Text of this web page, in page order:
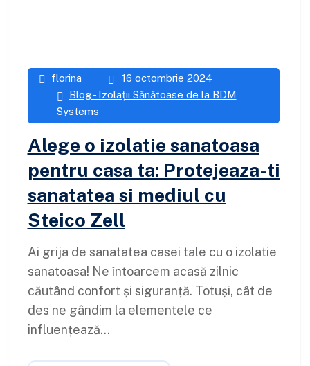
florina
16 octombrie 2024
Blog - Izolații Sănătoase de la BDM
Systems
Alege o izolatie sanatoasa
pentru casa ta: Protejeaza-ti
sanatatea si mediul cu
Steico Zell
Ai grija de sanatatea casei tale cu o izolatie
sanatoasa! Ne întoarcem acasă zilnic
căutând confort și siguranță. Totuși, cât de
des ne gândim la elementele ce
influențează...